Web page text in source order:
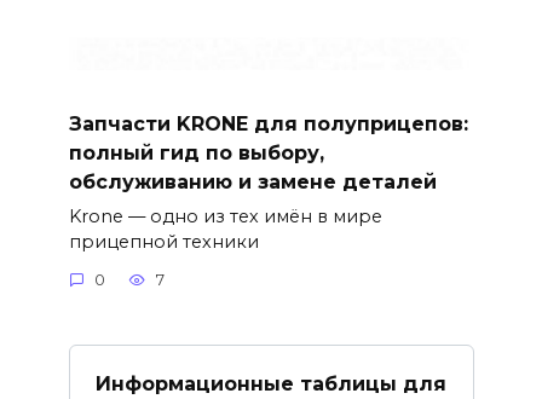
Запчасти KRONE для полуприцепов:
полный гид по выбору,
обслуживанию и замене деталей
Krone — одно из тех имён в мире
прицепной техники
0 7
Информационные таблицы для